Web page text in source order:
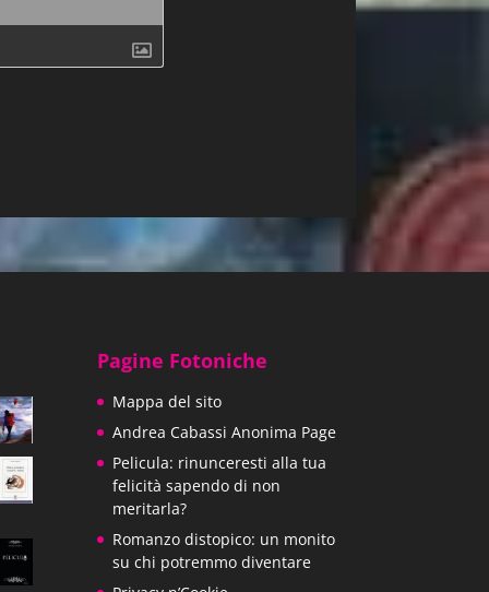
Pagine Fotoniche
Mappa del sito
Andrea Cabassi Anonima Page
Pelicula: rinunceresti alla tua
felicità sapendo di non
meritarla?
Romanzo distopico: un monito
su chi potremmo diventare